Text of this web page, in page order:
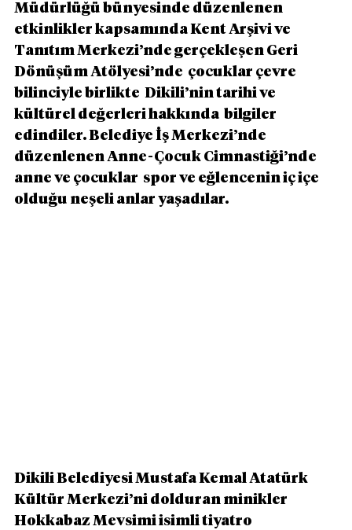
Müdürlüğü bünyesinde düzenlenen
etkinlikler kapsamında Kent Arşivi ve
Tanıtım Merkezi’nde gerçekleşen Geri
Dönüşüm Atölyesi’nde  çocuklar çevre
bilinciyle birlikte  Dikili’nin tarihi ve
kültürel değerleri hakkında  bilgiler
edindiler. Belediye İş Merkezi’nde
düzenlenen Anne-Çocuk Cimnastiği’nde
anne ve çocuklar  spor ve eğlencenin iç içe
olduğu neşeli anlar yaşadılar.
Dikili Belediyesi Mustafa Kemal Atatürk
Kültür Merkezi’ni dolduran minikler
Hokkabaz Mevsimi isimli tiyatro